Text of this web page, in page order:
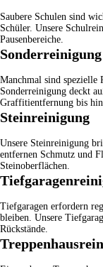
Saubere Schulen sind
Schüler. Unsere
Pausenbereiche.
Sonderreinigung
Manchmal sind spezielle
Sonderreinigung deckt
Graffitientfernung bis hin
Steinreinigung
Unsere Steinreinigung
entfernen Schmutz und
Steinoberflächen.
Tiefgaragen erfordern
bleiben. Unsere
Rückstände.